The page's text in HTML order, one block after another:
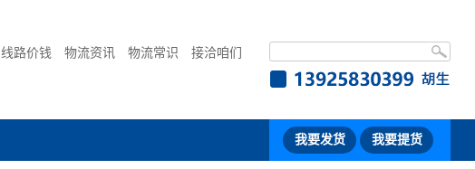
线路价钱 物流资讯 物流常识 接洽咱们
我要发货 我要提货